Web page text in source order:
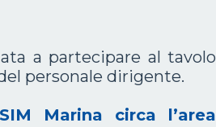
a partecipare al tavolo
personale dirigente.
Marina circa l’area